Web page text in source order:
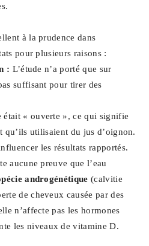
à la prudence dans
pour plusieurs raisons :
: L’étude n’a porté que sur
suffisant pour tirer des
était « ouverte », ce qui signifie
qu’ils utilisaient du jus d’oignon.
les résultats rapportés.
aucune preuve que l’eau
androgénétique (calvitie
de cheveux causée par des
n’affecte pas les hormones
les niveaux de vitamine D.